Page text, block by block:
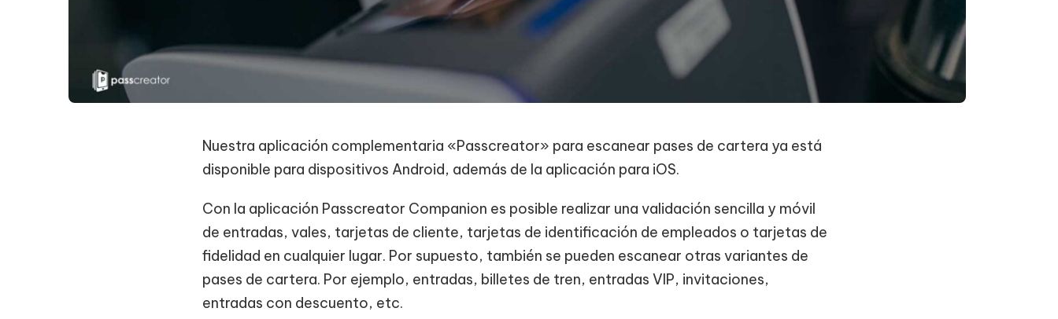
Nuestra aplicación complementaria «Passcreator» para escanear pases de cartera ya está
disponible para dispositivos Android, además de la aplicación para iOS.
Con la aplicación Passcreator Companion es posible realizar una validación sencilla y móvil
de entradas, vales, tarjetas de cliente, tarjetas de identificación de empleados o tarjetas de
fidelidad en cualquier lugar. Por supuesto, también se pueden escanear otras variantes de
pases de cartera. Por ejemplo, entradas, billetes de tren, entradas VIP, invitaciones,
entradas con descuento, etc.